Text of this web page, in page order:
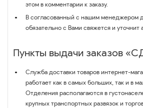
этом в комментарии к заказу.
В согласованный с нашим менеджером
обязательно с Вами свяжется и уточнит
Пункты выдачи заказов
Служба доставки товаров интернет-
работает как в самых больших, так и в
Отделения располагаются в
крупных транспортных развязок и